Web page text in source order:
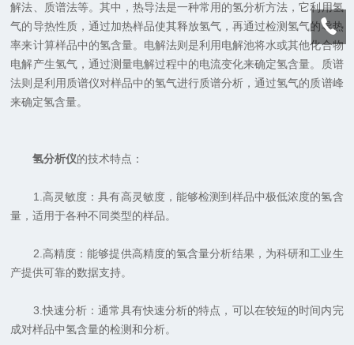
解法、质谱法等。其中，热导法是一种常用的氢分析方法，它利用氢
气的导热性质，通过加热样品使其释放氢气，再通过检测氢气的导热
率来计算样品中的氢含量。电解法则是利用电解池将水或其他化合物
电解产生氢气，通过测量电解过程中的电流变化来确定氢含量。质谱
法则是利用质谱仪对样品中的氢气进行质谱分析，通过氢气的质谱峰
来确定氢含量。
氢分析仪的技术特点：
1.高灵敏度：具有高灵敏度，能够检测到样品中极低浓度的氢含
量，适用于各种不同类型的样品。
2.高精度：能够提供高精度的氢含量分析结果，为科研和工业生
产提供可靠的数据支持。
3.快速分析：通常具有快速分析的特点，可以在较短的时间内完
成对样品中氢含量的检测和分析。